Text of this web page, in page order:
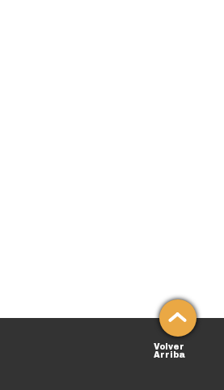
Volver
Arriba